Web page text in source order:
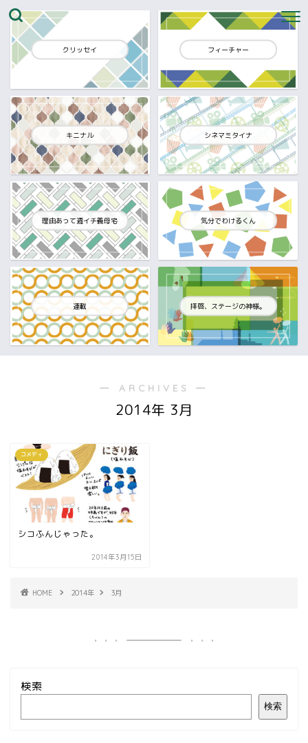
クリッセイ フィーチャー
キニナル シネマミタイナ
理由あって週イチ義母宅 気分でわけるくん
連載 拝啓、ステージの神様。
― ARCHIVES ―
2014年 3月
コメディ
シコふんじゃった。
2014年3月15日
HOME 2014年 3月
検索
検索